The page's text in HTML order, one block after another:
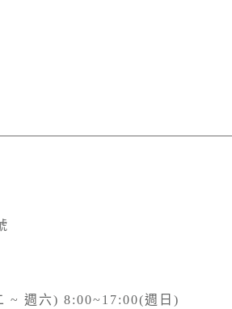
~ 週六) 8:00~17:00(週日)